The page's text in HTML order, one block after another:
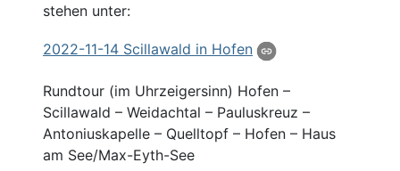
stehen unter:
2022-11-14 Scillawald in Hofen
Rundtour (im Uhrzeigersinn) Hofen –
Scillawald – Weidachtal – Pauluskreuz –
Antoniuskapelle – Quelltopf – Hofen – Haus
am See/Max-Eyth-See